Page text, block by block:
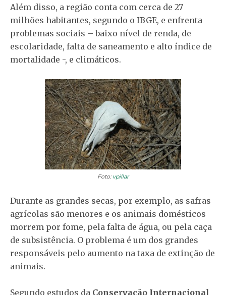
Além disso, a região conta com cerca de 27
milhões habitantes, segundo o IBGE, e enfrenta
problemas sociais – baixo nível de renda, de
escolaridade, falta de saneamento e alto índice de
mortalidade -, e climáticos.
Foto: vpillar
Durante as grandes secas, por exemplo, as safras
agrícolas são menores e os animais domésticos
morrem por fome, pela falta de água, ou pela caça
de subsistência. O problema é um dos grandes
responsáveis pelo aumento na taxa de extinção de
animais.
Segundo estudos da Conservação Internacional